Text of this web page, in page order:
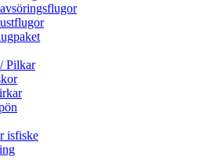
Pilkar
isfiske